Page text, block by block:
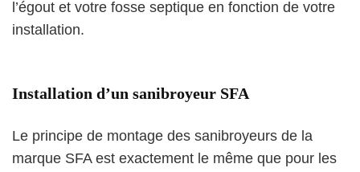
l’égout et votre fosse septique en fonction de votre
installation.
Installation d’un sanibroyeur SFA
Le principe de montage des sanibroyeurs de la
marque SFA est exactement le même que pour les